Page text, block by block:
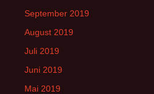
September 2019
August 2019
Juli 2019
Juni 2019
Mai 2019